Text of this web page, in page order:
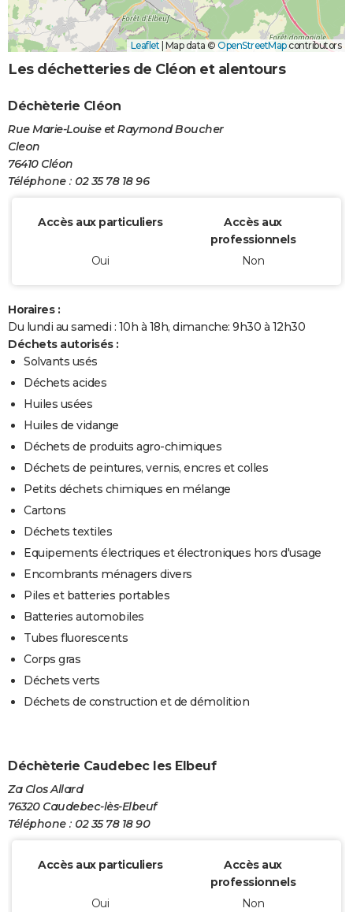
Leaflet Map data © OpenStreetMapcontributors
Les déchetteries de Cléon et alentours
Déchèterie Cléon
Rue Marie-Louise et Raymond Boucher
Cleon
76410 Cléon
Téléphone : 02 35 78 18 96
Accès aux particuliers
Accès aux
professionnels
Oui
Non
Horaires :
Du lundi au samedi : 10h à 18h, dimanche: 9h30 à 12h30
Déchets autorisés :
Solvants usés
Déchets acides
Huiles usées
Huiles de vidange
Déchets de produits agro-chimiques
Déchets de peintures, vernis, encres et colles
Petits déchets chimiques en mélange
Cartons
Déchets textiles
Equipements électriques et électroniques hors d'usage
Encombrants ménagers divers
Piles et batteries portables
Batteries automobiles
Tubes fluorescents
Corps gras
Déchets verts
Déchets de construction et de démolition
Déchèterie Caudebec les Elbeuf
Za Clos Allard
76320 Caudebec-lès-Elbeuf
Téléphone : 02 35 78 18 90
Accès aux particuliers
Accès aux
professionnels
Oui
Non